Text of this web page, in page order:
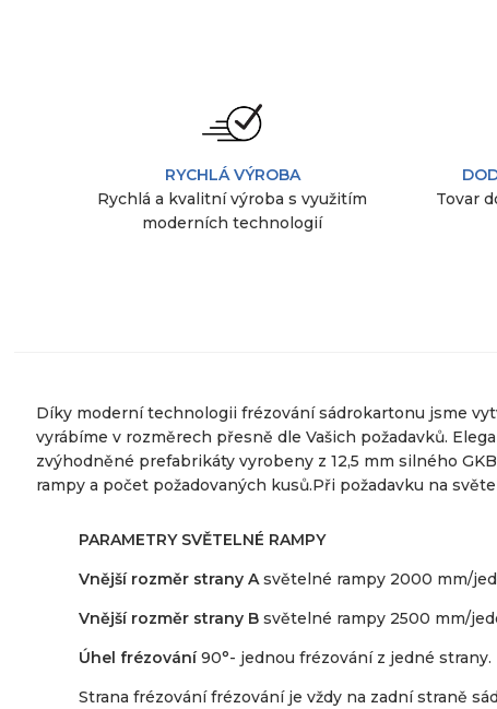
RYCHLÁ VÝROBA
Rychlá a kvalitní výroba s využitím
moderních technologií
Tovar
Díky moderní technologii frézování sádrokartonu jsme
vyrábíme v rozměrech přesně dle Vašich požadavků.
zvýhodněné prefabrikáty vyrobeny z 12,5 mm silného
rampy a počet požadovaných kusů.Při požadavku na
PARAMETRY SVĚTELNÉ RAMPY
Vnější rozměr strany Asvětelné rampy 2000 mm/
Vnější rozměr strany Bsvětelné rampy 2500 mm/
Úhel frézování90°- jednou frézování z jedné strany.
Strana frézování frézování je vždy na zadní straně